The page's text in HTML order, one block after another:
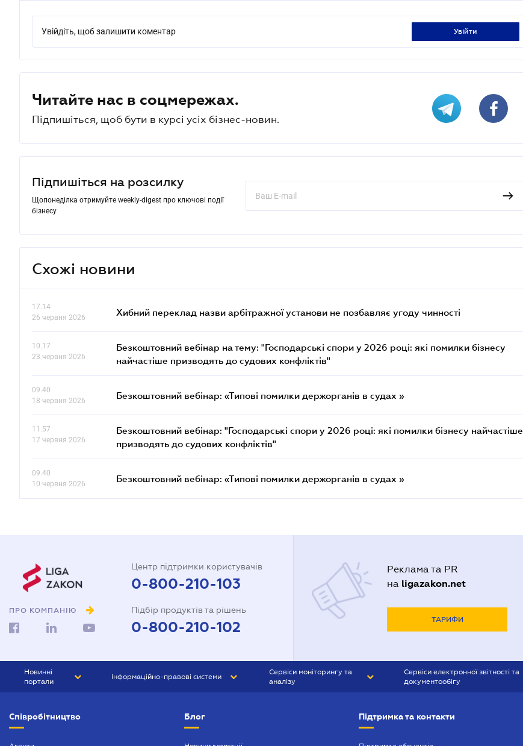
Увійдіть, щоб залишити коментар увійти
Читайте нас в соцмережах.
Підпишіться, щоб бути в курсі усіх бізнес-новин.
Підпишіться на розсилку
Щопонеділка отримуйте weekly-digest про ключові події
бізнесу
Схожі новини
17.14
26 червня 2026
Хибний переклад назви арбітражної установи не позбавляє угоду чинності
10.17
23 червня 2026
Безкоштовний вебінар на тему: "Господарські спори у 2026 році: які помилки бізнесу
найчастіше призводять до судових конфліктів"
09.40
18 червня 2026
Безкоштовний вебінар: «Типові помилки держорганів в судах »
11.57
17 червня 2026
Безкоштовний вебінар: "Господарські спори у 2026 році: які помилки бізнесу найчастіше
призводять до судових конфліктів"
09.40
10 червня 2026
Безкоштовний вебінар: «Типові помилки держорганів в судах »
ПРО КОМПАНІЮ
Центр підтримки користувачів
0-800-210-103
Підбір продуктів та рішень
0-800-210-102
Реклама та PR
на ligazakon.net
ТАРИФИ
Новинні
портали
БІЗНЕС
Інформаційно-правові системи
Сервіси моніторингу та
аналізу
Сервіси електронної звітності та
документообігу
Співробітництво Блог Підтримка та контакти